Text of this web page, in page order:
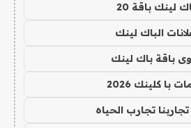
لينك باقة 20
الباك لينك
باقة باك لينك
با كلينك 2026
تجارب الحياه